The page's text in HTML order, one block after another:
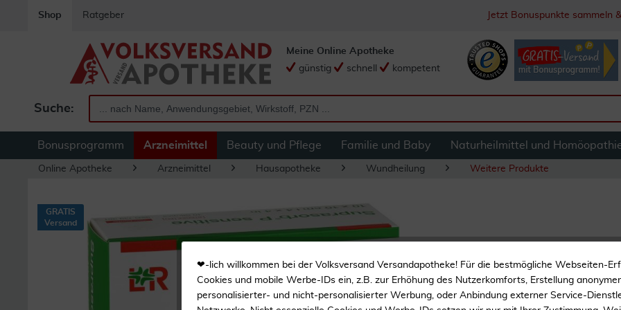
Shop Ratgeber Jetzt Bonuspunkte sammeln
Suche:
Meine Online Apotheke
günstig
schnell kompetent
Bonusprogramm Arzneimittel Beauty und Pflege Familie und Baby Naturheilmittel und
Online Apotheke Arzneimittel Hausapotheke Wundheilung Weitere Produkte
Suprasorb P
10 Stk
GRATIS
Versand
❤-lich willkommen bei der Volksversand Versandapotheke! Für die bestmögliche Webseiten-
Cookies und mobile Werbe-IDs ein, z.B. zur Erhöhung des Nutzerkomforts, Erstellung
personalisierter- und nicht-personalisierter Werbung, oder Anbindung externer Service-